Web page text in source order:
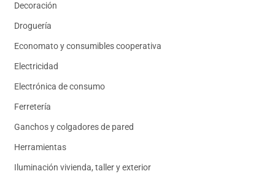
Decoración
Droguería
Economato y consumibles cooperativa
Electricidad
Electrónica de consumo
Ferretería
Ganchos y colgadores de pared
Herramientas
Iluminación vivienda, taller y exterior